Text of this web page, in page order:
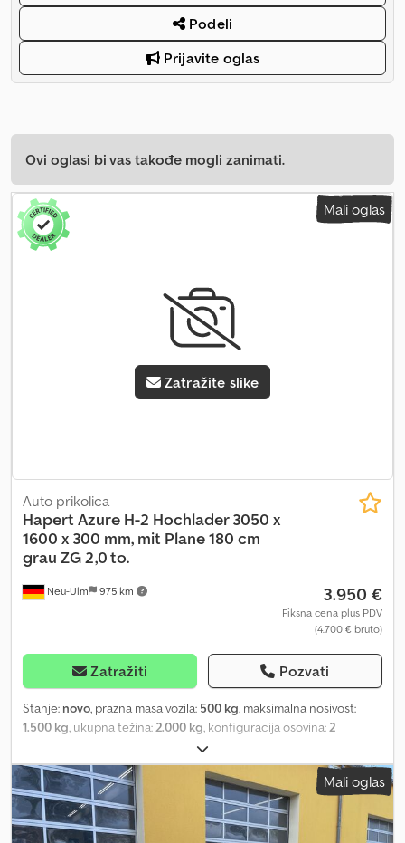
Podeli
Prijavite oglas
Ovi oglasi bi vas takođe mogli zanimati.
Mali oglas
Zatražite slike
Neu-Ulm 975 km
Auto prikolica
Hapert Azure H-2 Hochlader 3050 x
1600 x 300 mm, mit Plane 180 cm
grau ZG 2,0 to.
3.950 €
Fiksna cena plus PDV
(4.700 € bruto)
Zatražiti Pozvati
Stanje: novo, prazna masa vozila: 500 kg, maksimalna nosivost:
1.500 kg , ukupna težina: 2.000 kg , konfiguracija osovina: 2
, dužina tovarnog prostora:
prostora:1.600 mm, visina tovarnog prostora:1.800 mm,
zapremina tovarnog prostora:
8,9 m³, boja:siva , građevinska visina:
2.460 mm, radna širina:
, Proizvođač: Hapert Tip:
Visokoutovarni prikolica Azure H-2 Dozvoljena ukupna masa: 2000
Mali oglas